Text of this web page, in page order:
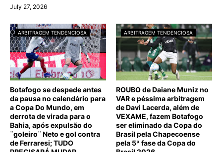
July 27, 2026
ARBITRAGEM TENDENCIOSA
Botafogo se despede antes
da pausa no calendário para
a Copa Do Mundo, em
derrota de virada para o
Bahia, após expulsão do
¨goleiro¨ Neto e gol contra
de Ferraresi; TUDO
ARBITRAGEM TENDENCIOSA
ROUBO de Daiane Muniz no
VAR e péssima arbitragem
de Davi Lacerda, além de
VEXAME, fazem Botafogo
ser eliminado da Copa do
Brasil pela Chapecoense
pela 5ª fase da Copa do